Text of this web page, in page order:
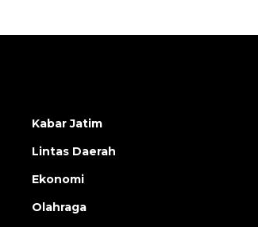
Kabar Jatim
Lintas Daerah
Ekonomi
Olahraga